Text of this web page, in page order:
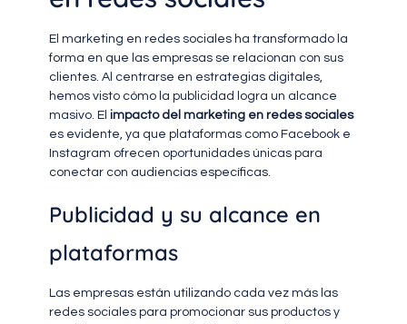
El marketing en redes sociales ha transformado la
forma en que las empresas se relacionan con sus
clientes. Al centrarse en estrategias digitales,
hemos visto cómo la publicidad logra un alcance
masivo. El impacto del marketing en redes sociales
es evidente, ya que plataformas como Facebook e
Instagram ofrecen oportunidades únicas para
conectar con audiencias específicas.
Publicidad y su alcance en
plataformas
Las empresas están utilizando cada vez más las
redes sociales para promocionar sus productos y